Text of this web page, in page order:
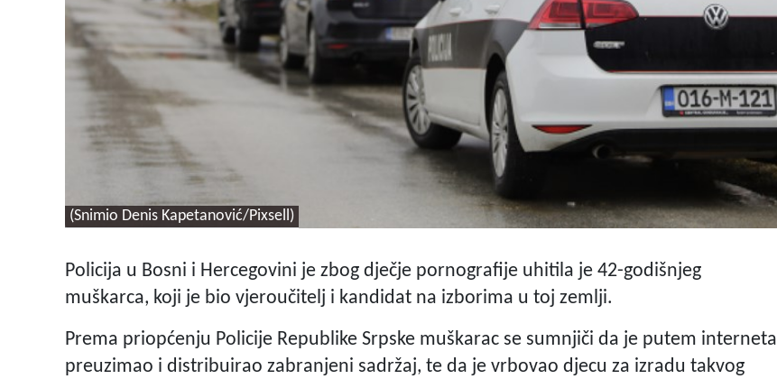
(Snimio Denis Kapetanović/Pixsell)
Policija u Bosni i Hercegovini je zbog dječje pornografije uhitila je 42-godišnjeg
muškarca, koji je bio vjeroučitelj i kandidat na izborima u toj zemlji.
Prema priopćenju Policije Republike Srpske muškarac se sumnjiči da je putem interneta
preuzimao i distribuirao zabranjeni sadržaj, te da je vrbovao djecu za izradu takvog